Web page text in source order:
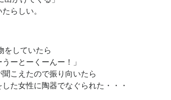
らしい。
をしていたら
うーとーくーんー！」
聞こえたので振り向いたら
した女性に陶器でなぐられた・・・